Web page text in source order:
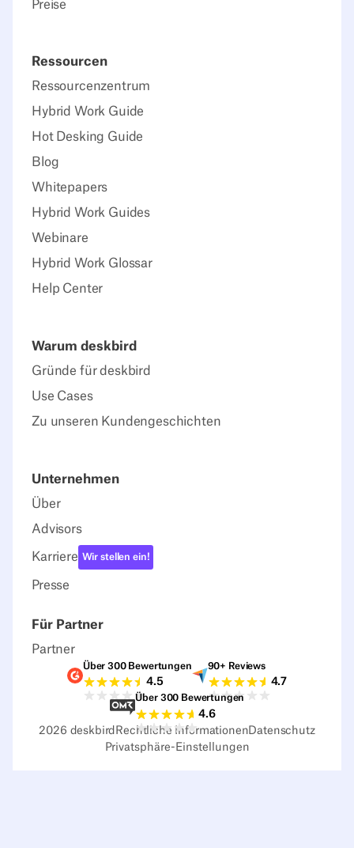
Preise
Ressourcen
Ressourcenzentrum
Hybrid Work Guide
Hot Desking Guide
Blog
Whitepapers
Hybrid Work Guides
Webinare
Hybrid Work Glossar
Help Center
Warum deskbird
Gründe für deskbird
Use Cases
Zu unseren Kundengeschichten
Unternehmen
Über
Advisors
Karriere Wir stellen ein!
Presse
Für Partner
Partner
G2-Bewertungen
Über 300 Bewertungen
4.5
Capterra-
90+ Reviews
4.7
Sourceforge-Bewertungen
Über 300 Bewertungen
4.6
2026 deskbird Rechtliche Informationen Datenschutz
Privatsphäre-Einstellungen